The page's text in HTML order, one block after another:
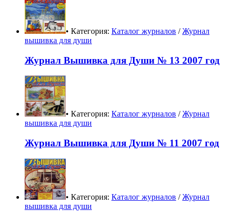
• Категория: Каталог журналов /Журнал
вышивка для души
Журнал Вышивка для Души № 13 2007 год
• Категория: Каталог журналов /Журнал
вышивка для души
Журнал Вышивка для Души № 11 2007 год
• Категория: Каталог журналов /Журнал
вышивка для души